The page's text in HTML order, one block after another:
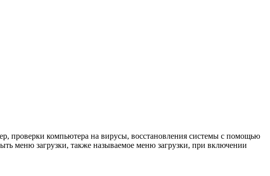
проверки компьютера на вирусы, восстановления системы с помощью
меню загрузки, также называемое меню загрузки, при включении